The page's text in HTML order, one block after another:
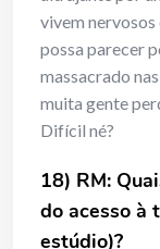
vivem
possa parecer
massacrado
muita gente
Difícil né?
18) RM:
do acesso à
estúdio)?